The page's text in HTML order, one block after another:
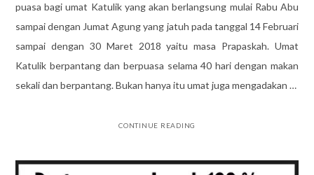
puasa bagi umat Katulik yang akan berlangsung mulai Rabu Abu
sampai dengan Jumat Agung yang jatuh pada tanggal 14 Februari
sampai dengan 30 Maret 2018 yaitu masa Prapaskah. Umat
Katulik berpantang dan berpuasa selama 40 hari dengan makan
sekali dan berpantang. Bukan hanya itu umat juga mengadakan …
CONTINUE READING